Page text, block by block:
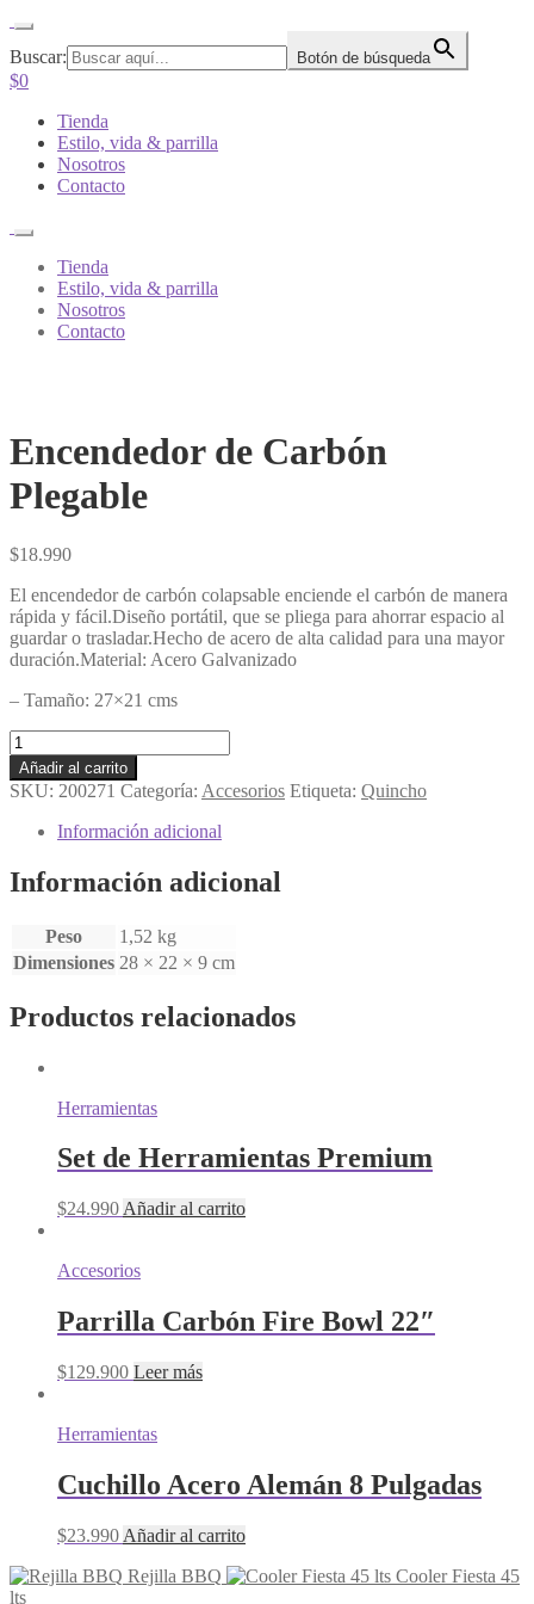
Buscar: Botón de búsqueda
$0
Tienda
Estilo, vida & parrilla
Nosotros
Contacto
Tienda
Estilo, vida & parrilla
Nosotros
Contacto
Encendedor de Carbón
Plegable
$18.990
El encendedor de carbón colapsable enciende el carbón de manera
rápida y fácil.Diseño portátil, que se pliega para ahorrar espacio al
guardar o trasladar.Hecho de acero de alta calidad para una mayor
duración.Material: Acero Galvanizado
– Tamaño: 27×21 cms
Encendedor
de
Carbón
Plegable
cantidad
Añadir al carrito
SKU: 200271 Categoría: Accesorios Etiqueta: Quincho
Información adicional
Información adicional
Peso
1,52 kg
Dimensiones 28 × 22 × 9 cm
Productos relacionados
Herramientas
Set de Herramientas Premium
$24.990 Añadir al carrito
Accesorios
Parrilla Carbón Fire Bowl 22″
$129.900 Leer más
Herramientas
Cuchillo Acero Alemán 8 Pulgadas
$23.990 Añadir al carrito
Rejilla BBQ
Cooler Fiesta 45
lts